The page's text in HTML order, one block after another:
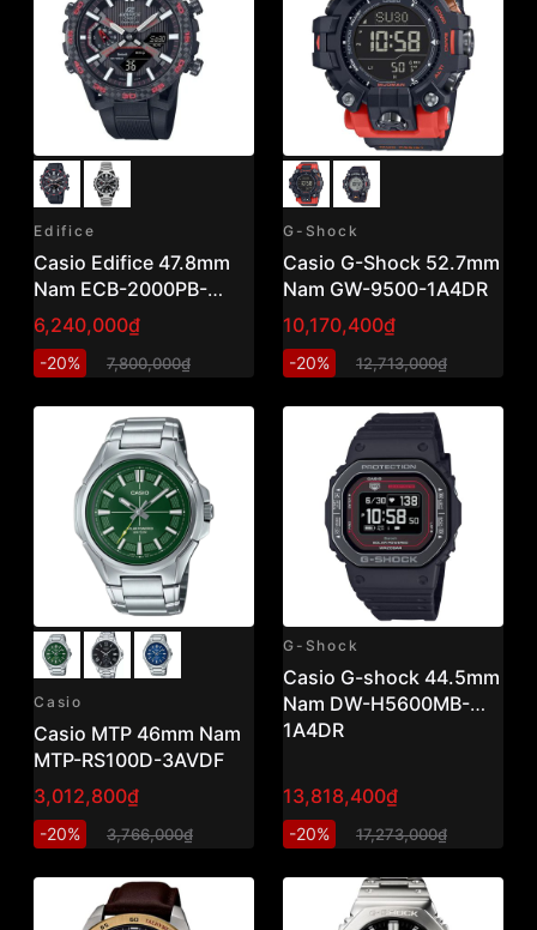
Edifice
Casio Edifice 47.8mm
Nam ECB-2000PB-
1ADF
6,240,000₫
-20% 7,800,000₫
G-Shock
Casio G-Shock 52.7mm
Nam GW-9500-1A4DR
10,170,400₫
-20% 12,713,000₫
Casio
Casio MTP 46mm Nam
MTP-RS100D-3AVDF
3,012,800₫
-20% 3,766,000₫
G-Shock
Casio G-shock 44.5mm
Nam DW-H5600MB-
1A4DR
13,818,400₫
-20% 17,273,000₫